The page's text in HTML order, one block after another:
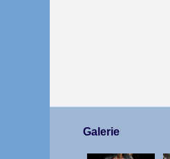
Galerie